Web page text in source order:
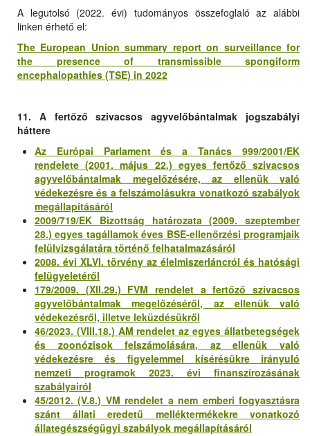
A legutolsó (2022. évi) tudományos összefoglaló az alábbi
linken érhető el:
The European Union summary report on surveillance for
the presence of transmissible spongiform
encephalopathies (TSE) in 2022
11. A fertőző szivacsos agyvelőbántalmak jogszabályi
háttere
Az Európai Parlament és a Tanács 999/2001/EK
rendelete (2001. május 22.) egyes fertőző szivacsos
agyvelőbántalmak megelőzésére, az ellenük való
védekezésre és a felszámolásukra vonatkozó szabályok
megállapításáról
2009/719/EK Bizottság határozata (2009. szeptember
28.) egyes tagállamok éves BSE-ellenőrzési programjaik
felülvizsgálatára történő felhatalmazásáról
2008. évi XLVI. törvény az élelmiszerláncról és hatósági
felügyeletéről
179/2009. (XII.29.) FVM rendelet a fertőző szivacsos
agyvelőbántalmak megelőzéséről, az ellenük való
védekezésről, illetve leküzdésükről
46/2023. (VIII.18.) AM rendelet az egyes állatbetegségek
és zoonózisok felszámolására, az ellenük való
védekezésre és figyelemmel kísérésükre irányuló
nemzeti programok 2023. évi finanszírozásának
szabályairól
45/2012. (V.8.) VM rendelet a nem emberi fogyasztásra
szánt állati eredetű melléktermékekre vonatkozó
állategészségügyi szabályok megállapításáról